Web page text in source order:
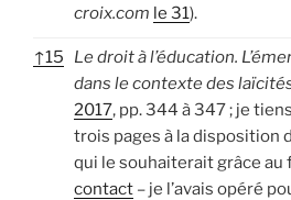
croix.com le 31).
↑15
Le droit à l’éducation.
dans le contexte des
2017, pp. 344 à 347 ; je
trois pages à la disposition
qui le souhaiterait grâce au
contact – je l’avais opéré